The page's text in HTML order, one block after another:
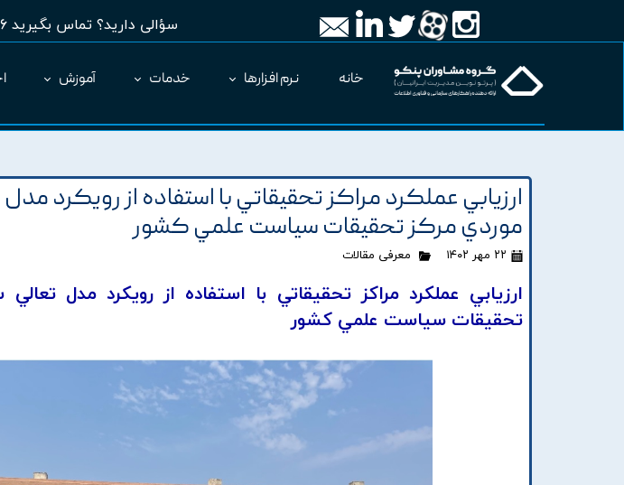
سؤالی دارید؟ تماس بگیرید 02188970256
خانه نرم افزارها خدمات آموزش
ارزيابي عملکرد مراکز تحقيقاتي با استفاده از رويکرد
موردي مرکز تحقيقات سياست علمي کشور
۲۲ مهر ۱۴۰۲ معرفی مقالات
ارزيابي عملکرد مراکز تحقيقاتي با استفاده از رويکرد مدل
تحقيقات سياست علمي کشور